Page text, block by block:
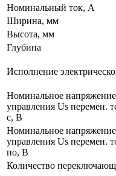
Номинальный ток, А
Ширина, мм
Высота, мм
Глубина
Исполнение
Номинальное
управления Us перемен.
с, В
Номинальное
управления Us перемен.
по, В
Количество